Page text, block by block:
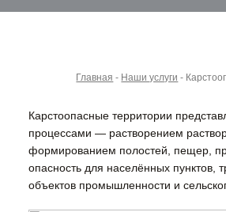
Главная - Наши услуги -
Карстоопасные территории
процессами — растворением
формированием полостей, пещер,
опасность для населённых пунктов,
объектов промышленности и